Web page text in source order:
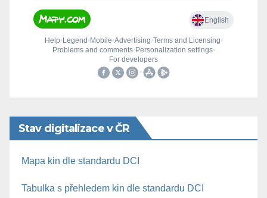
Stav digitalizace v ČR
Mapa kin dle standardu DCI
Tabulka s přehledem kin dle standardu DCI